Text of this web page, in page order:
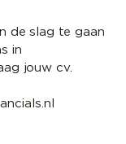
de slag te gaan
in
jouw cv.